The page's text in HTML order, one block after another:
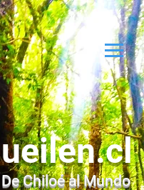
ueilen.cl
De Chiloé al Mundo